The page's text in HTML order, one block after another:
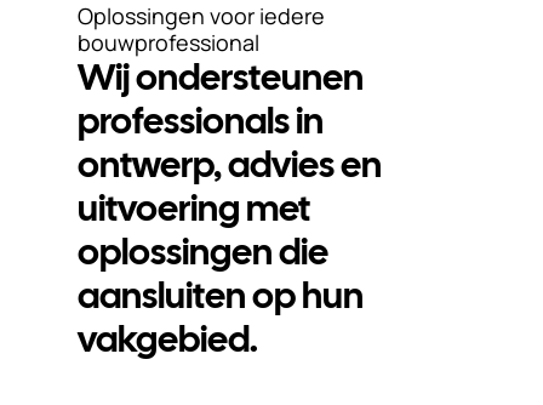
Oplossingen voor iedere
bouwprofessional
Wij ondersteunen
professionals in
ontwerp, advies en
uitvoering met
oplossingen die
aansluiten op hun
vakgebied.